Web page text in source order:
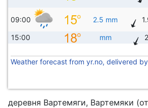
09:00 2.5 mm
15:00 mm
Weather forecast from yr.no, delivered
деревня Вартемяги, Вартемяки